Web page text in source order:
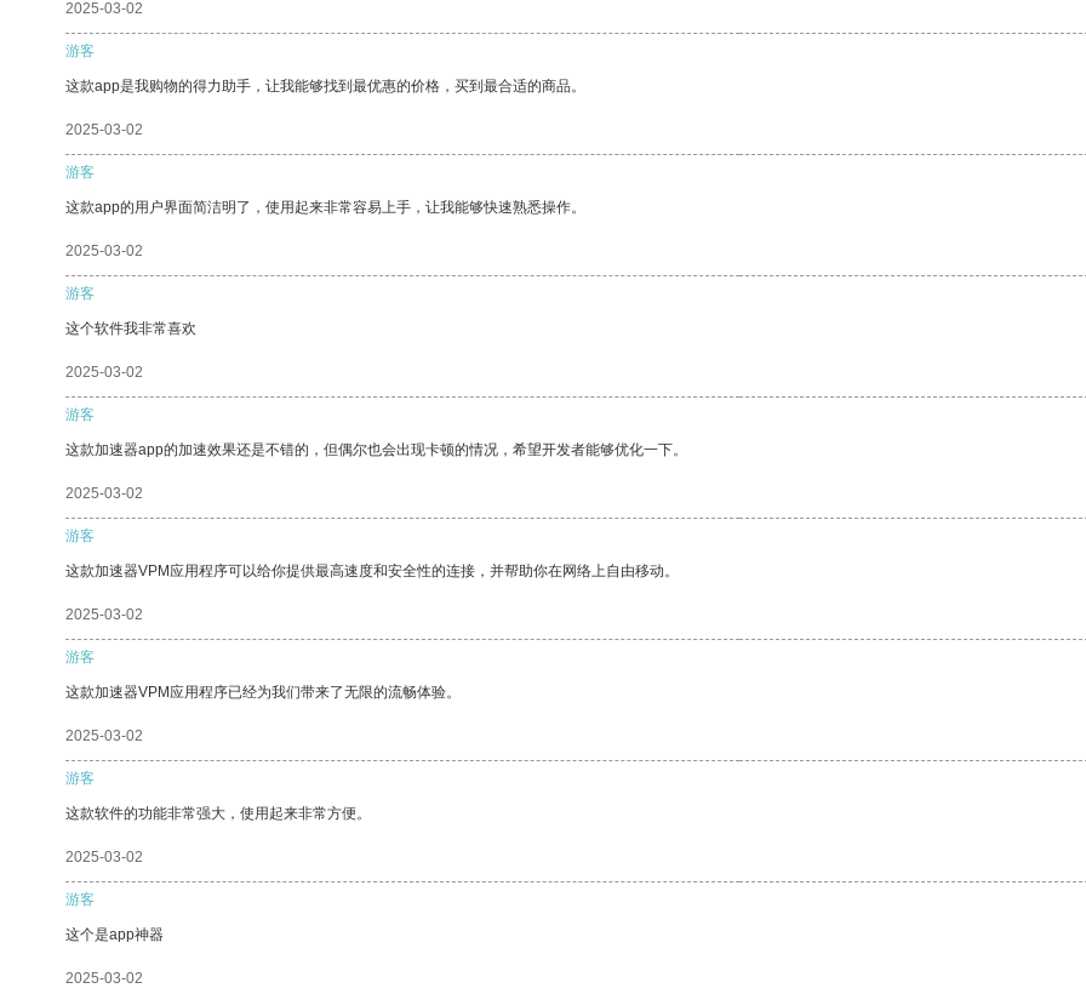
2025-03-02
游客
这款app是我购物的得力助手，让我能够找到最优惠的价格，买到最合适的商品。
2025-03-02
游客
这款app的用户界面简洁明了，使用起来非常容易上手，让我能够快速熟悉操作。
2025-03-02
游客
这个软件我非常喜欢
2025-03-02
游客
这款加速器app的加速效果还是不错的，但偶尔也会出现卡顿的情况，希望开发者能够优化一下。
2025-03-02
游客
这款加速器VPM应用程序可以给你提供最高速度和安全性的连接，并帮助你在网络上自由移动。
2025-03-02
游客
这款加速器VPM应用程序已经为我们带来了无限的流畅体验。
2025-03-02
游客
这款软件的功能非常强大，使用起来非常方便。
2025-03-02
游客
这个是app神器
2025-03-02